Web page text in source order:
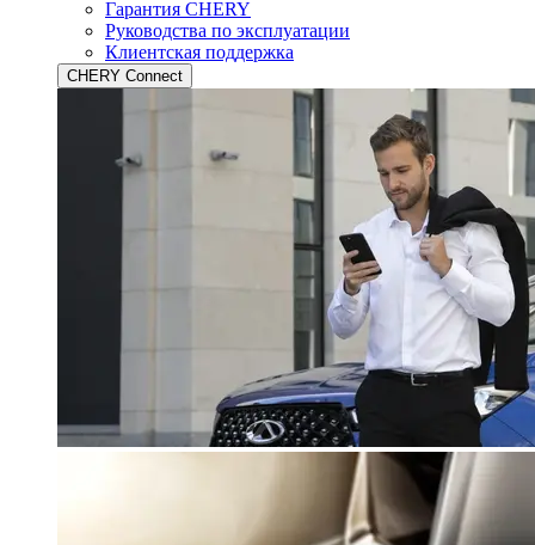
Гарантия CHERY
Руководства по эксплуатации
Клиентская поддержка
CHERY Connect